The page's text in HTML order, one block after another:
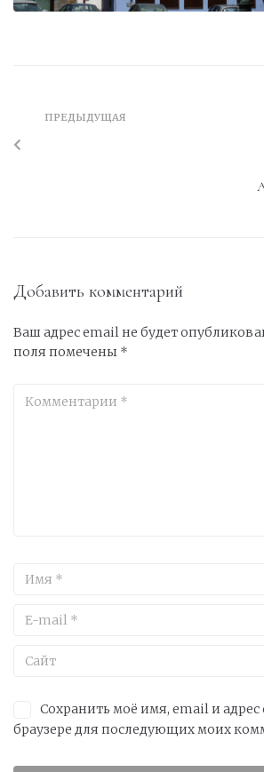
ПРЕДЫДУЩАЯ
Добавить комментарий
Ваш адрес email не будет
поля помечены *
Сохранить моё имя, email и адрес
браузере для последующих моих